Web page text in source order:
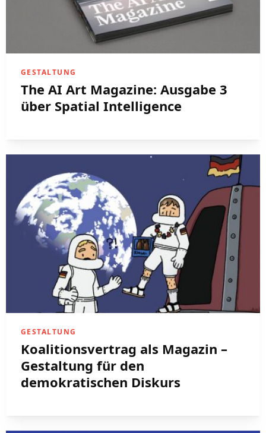
GESTALTUNG
The AI Art Magazine: Ausgabe 3
über Spatial Intelligence
GESTALTUNG
Koalitionsvertrag als Magazin –
Gestaltung für den
demokratischen Diskurs